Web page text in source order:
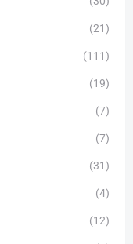
(21)
(111)
(19)
(7)
(7)
(31)
(4)
(12)